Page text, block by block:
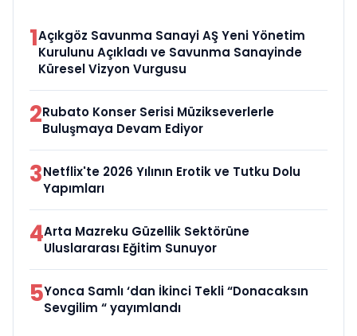
1Açıkgöz Savunma Sanayi AŞ Yeni Yönetim
Kurulunu Açıkladı ve Savunma Sanayinde
Küresel Vizyon Vurgusu
2Rubato Konser Serisi Müzikseverlerle
Buluşmaya Devam Ediyor
3Netflix'te 2026 Yılının Erotik ve Tutku Dolu
Yapımları
4Arta Mazreku Güzellik Sektörüne
Uluslararası Eğitim Sunuyor
5Yonca Samlı ‘dan İkinci Tekli “Donacaksın
Sevgilim “ yayımlandı